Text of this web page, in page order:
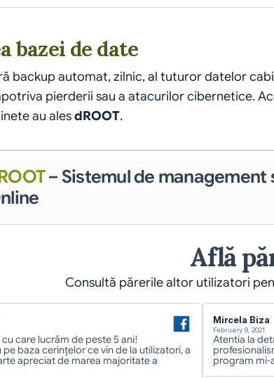
bazei de date
backup automat, zilnic, al tuturor datelor
pierderii sau a atacurilor cibernetice.
au ales dROOT.
– Sistemul de management
Află
Consultă părerile altor utilizatori
care lucrăm de peste 5 ani!
baza cerințelor ce vin de la utilizatori, a
apreciat de marea majoritate a
Mircela Biza
February 9, 2021
Atentia la
program mi-